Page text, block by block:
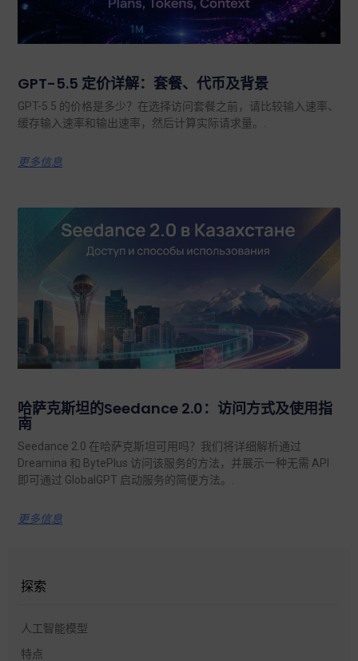
GPT-5.5 定价详解：套餐、代币及背景
GPT-5.5 的价格是多少？在选择访问套餐之前，请比较输入速率、
缓存输入速率和输出速率，然后计算实际请求量。.
更多信息
哈萨克斯坦的Seedance 2.0：访问方式及使用指
南
Seedance 2.0 在哈萨克斯坦可用吗？我们将详细解析通过
Dreamina 和 BytePlus 访问该服务的方法，并展示一种无需 API
即可通过 GlobalGPT 启动服务的简便方法。.
更多信息
探索
人工智能模型
特点